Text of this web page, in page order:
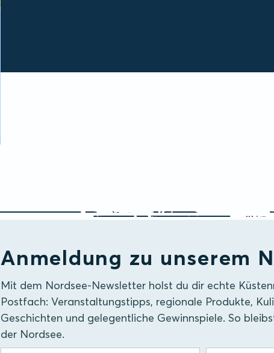
Anmeldung zu unserem
Mit dem Nordsee-Newsletter holst du dir echte
Postfach: Veranstaltungstipps, regionale Produkte,
Geschichten und gelegentliche Gewinnspiele. So
der Nordsee.